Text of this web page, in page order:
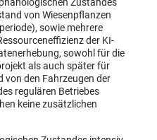
Zustandes
von Wiesenpflanzen
sowie mehrere
der KI-
sowohl für die
als auch später für
von den Fahrzeugen der
regulären Betriebes
keine zusätzlichen